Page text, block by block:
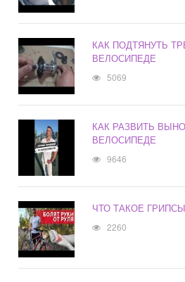
КАК ПОДТЯНУТЬ
ВЕЛОСИПЕДЕ
5069
КАК РАЗВИТЬ
ВЕЛОСИПЕДЕ
9646
ЧТО ТАКОЕ
2260